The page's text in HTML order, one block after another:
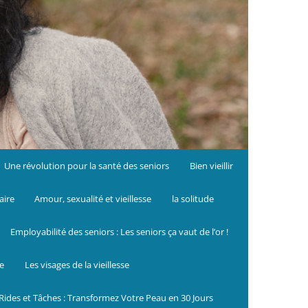
Une révolution pour la santé des seniors Bien vieillir
Amour, sexualité et vieillesse la solitude
Employabilité des seniors : Les seniors ça vaut de l’or !
Les visages de la vieillesse
et Tâches : Transformez Votre Peau en 30 Jours